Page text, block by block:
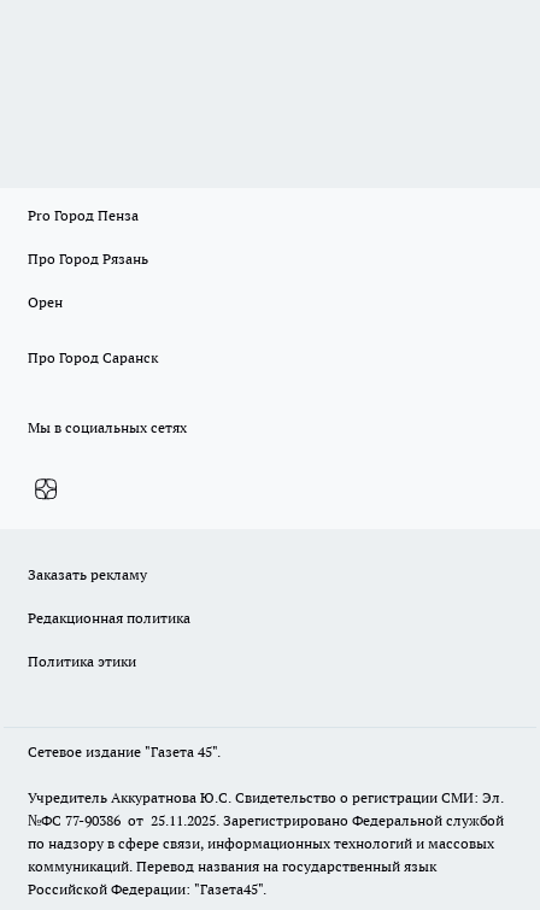
Pro Город Пенза
Про Город Рязань
Орен
Про Город Саранск
Мы в социальных сетях
Заказать рекламу
Редакционная политика
Политика этики
Сетевое издание "Газета 45".
Учредитель Аккуратнова Ю.С. Свидетельство о регистрации СМИ: Эл.
№ФС 77-90386 от 25.11.2025. Зарегистрировано Федеральной службой
по надзору в сфере связи, информационных технологий и массовых
коммуникаций. Перевод названия на государственный язык
Российской Федерации: "Газета45".